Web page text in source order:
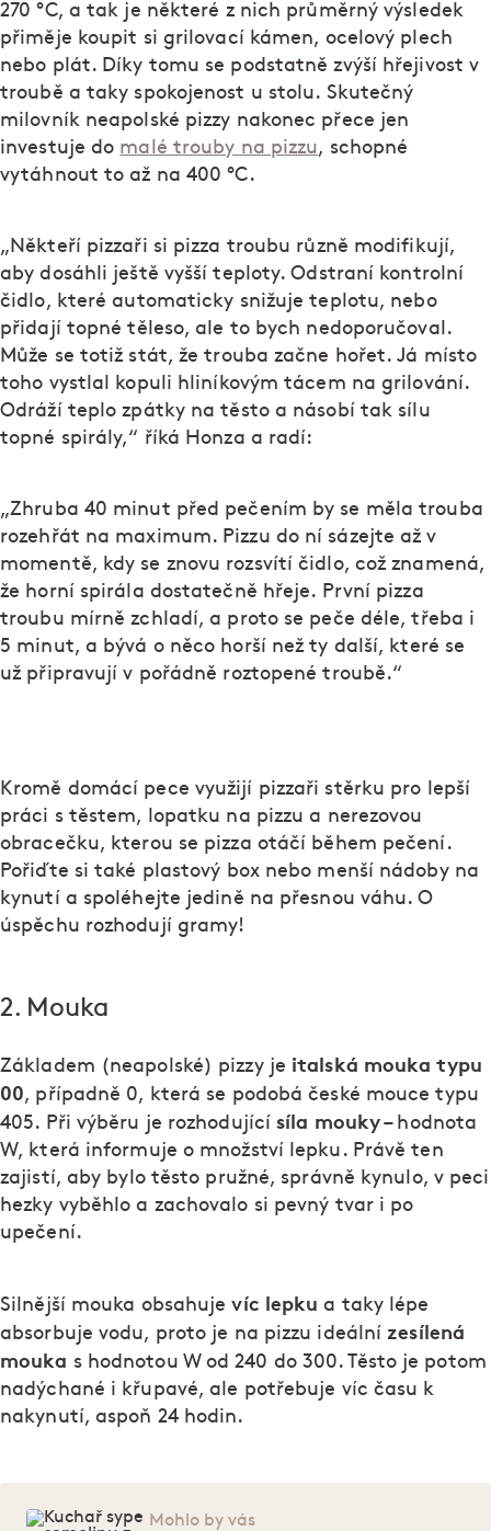
270 °C, a tak je některé z nich průměrný výsledek
přiměje koupit si grilovací kámen, ocelový plech
nebo plát. Díky tomu se podstatně zvýší hřejivost v
troubě a taky spokojenost u stolu. Skutečný
milovník neapolské pizzy nakonec přece jen
investuje do malé trouby na pizzu, schopné
vytáhnout to až na 400 °C.
„Někteří pizzaři si pizza troubu různě modifikují,
aby dosáhli ještě vyšší teploty. Odstraní kontrolní
čidlo, které automaticky snižuje teplotu, nebo
přidají topné těleso, ale to bych nedoporučoval.
Může se totiž stát, že trouba začne hořet. Já místo
toho vystlal kopuli hliníkovým tácem na grilování.
Odráží teplo zpátky na těsto a násobí tak sílu
topné spirály,“ říká Honza a radí:
„Zhruba 40 minut před pečením by se měla trouba
rozehřát na maximum. Pizzu do ní sázejte až v
momentě, kdy se znovu rozsvítí čidlo, což znamená,
že horní spirála dostatečně hřeje. První pizza
troubu mírně zchladí, a proto se peče déle, třeba i
5 minut, a bývá o něco horší než ty další, které se
už připravují v pořádně roztopené troubě.“
Kromě domácí pece využijí pizzaři stěrku pro lepší
práci s těstem, lopatku na pizzu a nerezovou
obracečku, kterou se pizza otáčí během pečení.
Pořiďte si také plastový box nebo menší nádoby na
kynutí a spoléhejte jedině na přesnou váhu. O
úspěchu rozhodují gramy!
2. Mouka
Základem (neapolské) pizzy je italská mouka typu
00, případně 0, která se podobá české mouce typu
405. Při výběru je rozhodujícísíla mouky– hodnota
W, která informuje o množství lepku. Právě ten
zajistí, aby bylo těsto pružné, správně kynulo, v peci
hezky vyběhlo a zachovalo si pevný tvar i po
upečení.
Silnější mouka obsahujevíc lepku a taky lépe
absorbuje vodu, proto je na pizzu ideální zesílená
mouka s hodnotou W od 240 do 300. Těsto je potom
nadýchané i křupavé, ale potřebuje víc času k
nakynutí, aspoň 24 hodin.
Mohlo by vás